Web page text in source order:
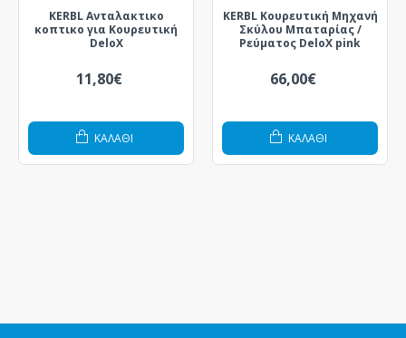
KERBL Ανταλακτικο
κοπτικο για Κουρευτική
DeloX
11,80€
ΚΑΛΆΘΙ
KERBL Κουρευτική Μηχανή
Σκύλου Μπαταρίας /
Ρεύματος DeloX pink
66,00€
ΚΑΛΆΘΙ